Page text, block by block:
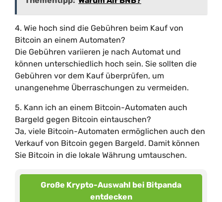
4. Wie hoch sind die Gebühren beim Kauf von
Bitcoin an einem Automaten?
Die Gebühren variieren je nach Automat und
können unterschiedlich hoch sein. Sie sollten die
Gebühren vor dem Kauf überprüfen, um
unangenehme Überraschungen zu vermeiden.
5. Kann ich an einem Bitcoin-Automaten auch
Bargeld gegen Bitcoin eintauschen?
Ja, viele Bitcoin-Automaten ermöglichen auch den
Verkauf von Bitcoin gegen Bargeld. Damit können
Sie Bitcoin in die lokale Währung umtauschen.
Große Krypto-Auswahl bei Bitpanda
entdecken